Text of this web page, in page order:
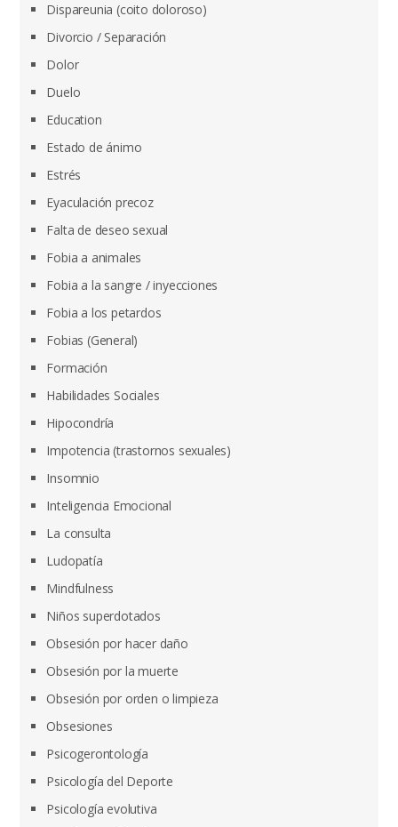
Dispareunia (coito doloroso)
Divorcio / Separación
Dolor
Duelo
Education
Estado de ánimo
Estrés
Eyaculación precoz
Falta de deseo sexual
Fobia a animales
Fobia a la sangre / inyecciones
Fobia a los petardos
Fobias (General)
Formación
Habilidades Sociales
Hipocondría
Impotencia (trastornos sexuales)
Insomnio
Inteligencia Emocional
La consulta
Ludopatía
Mindfulness
Niños superdotados
Obsesión por hacer daño
Obsesión por la muerte
Obsesión por orden o limpieza
Obsesiones
Psicogerontología
Psicología del Deporte
Psicología evolutiva